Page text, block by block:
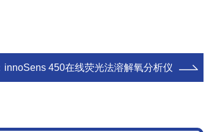
innoSens 450在线荧光法溶解氧分析仪